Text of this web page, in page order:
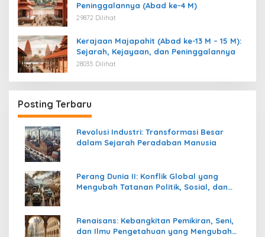
Peninggalannya (Abad ke-4 M)
29872 Dilihat
Kerajaan Majapahit (Abad ke-13 M – 15 M):
Sejarah, Kejayaan, dan Peninggalannya
28035 Dilihat
Posting Terbaru
Revolusi Industri: Transformasi Besar
dalam Sejarah Peradaban Manusia
Perang Dunia II: Konflik Global yang
Mengubah Tatanan Politik, Sosial, dan
Renaisans: Kebangkitan Pemikiran, Seni,
dan Ilmu Pengetahuan yang Mengubah